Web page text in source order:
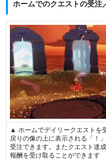
ホームでのクエストの受注
▲ ホームでデイリークエストを
戻りの像の上に表示される「！
受注できます。またクエスト達
報酬を受け取ることができます